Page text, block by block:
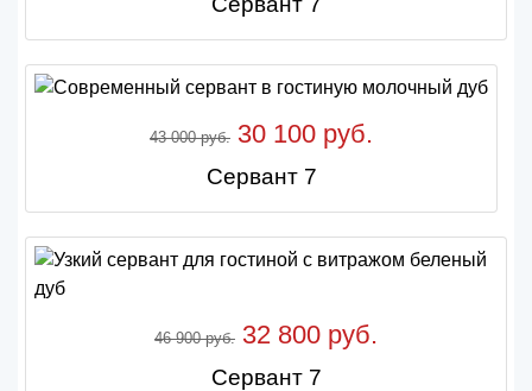
43 000 руб. 30 100 руб.
Сервант 7
46 900 руб. 32 800 руб.
Сервант 7